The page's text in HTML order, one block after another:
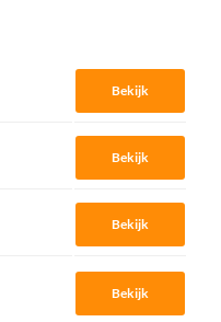
Bekijk
Bekijk
Bekijk
Bekijk